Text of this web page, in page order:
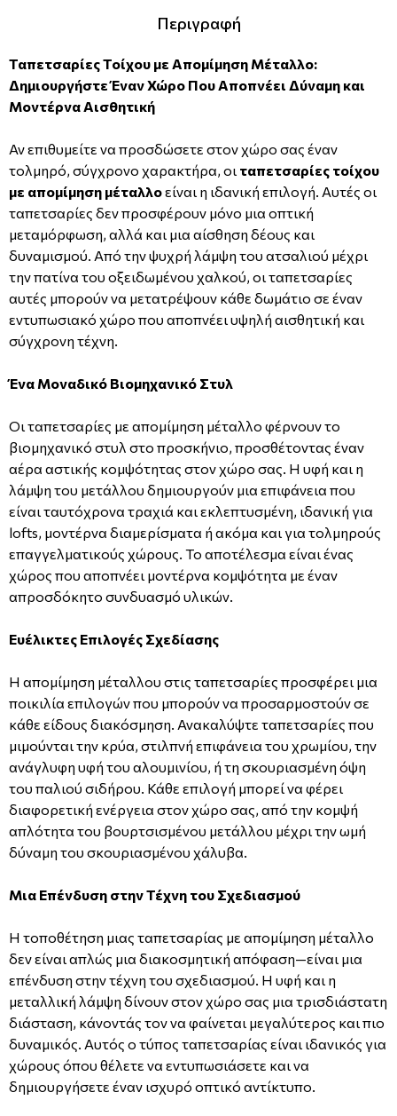
Περιγραφή
Ταπετσαρίες Τοίχου με Απομίμηση Μέταλλο:
Δημιουργήστε Έναν Χώρο Που Αποπνέει Δύναμη και
Μοντέρνα Αισθητική
Αν επιθυμείτε να προσδώσετε στον χώρο σας έναν
τολμηρό, σύγχρονο χαρακτήρα, οι ταπετσαρίες τοίχου
με απομίμηση μέταλλοείναι η ιδανική επιλογή. Αυτές οι
ταπετσαρίες δεν προσφέρουν μόνο μια οπτική
μεταμόρφωση, αλλά και μια αίσθηση δέους και
δυναμισμού. Από την ψυχρή λάμψη του ατσαλιού μέχρι
την πατίνα του οξειδωμένου χαλκού, οι ταπετσαρίες
αυτές μπορούν να μετατρέψουν κάθε δωμάτιο σε έναν
εντυπωσιακό χώρο που αποπνέει υψηλή αισθητική και
σύγχρονη τέχνη.
Ένα Μοναδικό Βιομηχανικό Στυλ
Οι ταπετσαρίες με απομίμηση μέταλλο φέρνουν το
βιομηχανικό στυλ στο προσκήνιο, προσθέτοντας έναν
αέρα αστικής κομψότητας στον χώρο σας. Η υφή και η
λάμψη του μετάλλου δημιουργούν μια επιφάνεια που
είναι ταυτόχρονα τραχιά και εκλεπτυσμένη, ιδανική για
lofts, μοντέρνα διαμερίσματα ή ακόμα και για τολμηρούς
επαγγελματικούς χώρους. Το αποτέλεσμα είναι ένας
χώρος που αποπνέει μοντέρνα κομψότητα με έναν
απροσδόκητο συνδυασμό υλικών.
Ευέλικτες Επιλογές Σχεδίασης
Η απομίμηση μέταλλου στις ταπετσαρίες προσφέρει μια
ποικιλία επιλογών που μπορούν να προσαρμοστούν σε
κάθε είδους διακόσμηση. Ανακαλύψτε ταπετσαρίες που
μιμούνται την κρύα, στιλπνή επιφάνεια του χρωμίου, την
ανάγλυφη υφή του αλουμινίου, ή τη σκουριασμένη όψη
του παλιού σιδήρου. Κάθε επιλογή μπορεί να φέρει
διαφορετική ενέργεια στον χώρο σας, από την κομψή
απλότητα του βουρτσισμένου μετάλλου μέχρι την ωμή
δύναμη του σκουριασμένου χάλυβα.
Μια Επένδυση στην Τέχνη του Σχεδιασμού
Η τοποθέτηση μιας ταπετσαρίας με απομίμηση μέταλλο
δεν είναι απλώς μια διακοσμητική απόφαση—είναι μια
επένδυση στην τέχνη του σχεδιασμού. Η υφή και η
μεταλλική λάμψη δίνουν στον χώρο σας μια τρισδιάστατη
διάσταση, κάνοντάς τον να φαίνεται μεγαλύτερος και πιο
δυναμικός. Αυτός ο τύπος ταπετσαρίας είναι ιδανικός για
χώρους όπου θέλετε να εντυπωσιάσετε και να
δημιουργήσετε έναν ισχυρό οπτικό αντίκτυπο.